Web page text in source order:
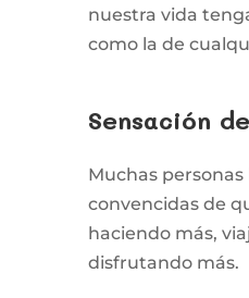
nuestra vida
como la de
Sensación
Muchas
convencidas de
haciendo más,
disfrutando más.